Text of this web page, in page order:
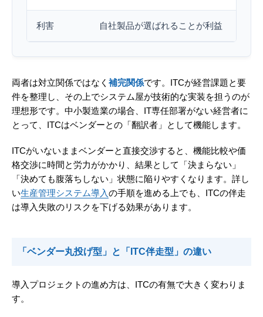
利害 自社製品が選ばれることが利益
両者は対立関係ではなく 補完関係です。ITCが経営課題と要
件を整理し、その上でシステム屋が技術的な実装を担うのが
理想形です。中小製造業の場合、IT専任部署がない経営者に
とって、ITCはベンダーとの「翻訳者」として機能します。
ITCがいないままベンダーと直接交渉すると、機能比較や価
格交渉に時間と労力がかかり、結果として「決まらない」
「決めても腹落ちしない」状態に陥りやすくなります。詳し
い生産管理システム導入の手順を進める上でも、ITCの伴走
は導入失敗のリスクを下げる効果があります。
「ベンダー丸投げ型」と「ITC伴走型」の違い
導入プロジェクトの進め方は、ITCの有無で大きく変わりま
す。